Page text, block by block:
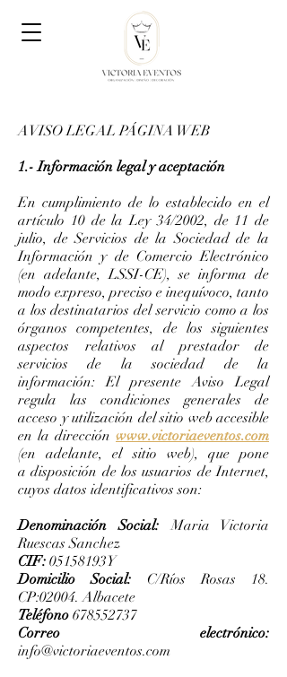
AVISO LEGAL PÁGINA WEB
1.- Información legal y aceptación
En cumplimiento de lo establecido en el
artículo 10 de la Ley 34/2002, de 11 de
julio, de Servicios de la Sociedad de la
Información y de Comercio Electrónico
(en adelante, LSSI-CE), se informa de
modo expreso, preciso e inequívoco, tanto
a los destinatarios del servicio como a los
órganos competentes, de los siguientes
aspectos relativos al prestador de
servicios de la sociedad de la
información: El presente Aviso Legal
regula las condiciones generales de
acceso y utilización del sitio web accesible
en la dirección www.victoriaeventos.com
(en adelante, el sitio web), que pone
a disposición de los usuarios de Internet,
cuyos datos identificativos son:
Denominación Social:Maria Victoria
Ruescas Sanchez
CIF: 05158193Y
Domicilio Social: C/Ríos Rosas 18.
CP:02004. Albacete
Teléfono 678552737
Correo electrónico:
info@victoriaeventos.com